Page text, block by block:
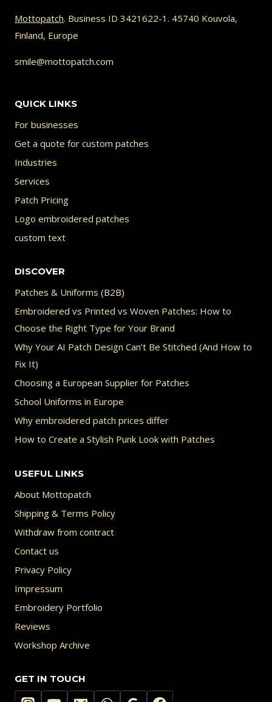
Mottopatch. Business ID 3421622-1. 45740 Kouvola,
Finland, Europe
smile@mottopatch.com
QUICK LINKS
For businesses
Get a quote for custom patches
Industries
Services
Patch Pricing
Logo embroidered patches
custom text
DISCOVER
Patches & Uniforms (B2B)
Embroidered vs Printed vs Woven Patches: How to
Choose the Right Type for Your Brand
Why Your AI Patch Design Can’t Be Stitched (And How to
Fix It)
Choosing a European Supplier for Patches
School Uniforms in Europe
Why embroidered patch prices differ
How to Create a Stylish Punk Look with Patches
USEFUL LINKS
About Mottopatch
Shipping & Terms Policy
Withdraw from contract
Contact us
Privacy Policy
Impressum
Embroidery Portfolio
Reviews
Workshop Archive
GET IN TOUCH